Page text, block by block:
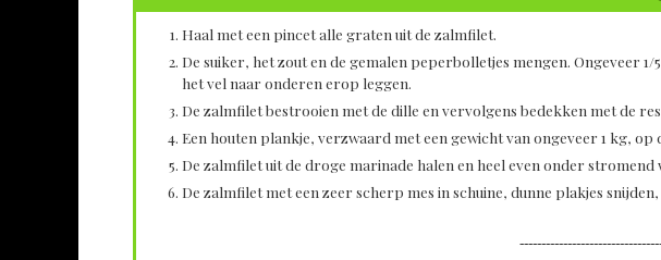
Haal met een pincet alle graten uit de zalmfilet.
De suiker, het zout en de gemalen peperbolletjes mengen. Ongeveer
het vel naar onderen erop leggen.
De zalmfilet bestrooien met de dille en vervolgens bedekken met de
Een houten plankje, verzwaard met een gewicht van ongeveer 1 kg,
De zalmfilet uit de droge marinade halen en heel even onder
De zalmfilet met een zeer scherp mes in schuine, dunne plakjes